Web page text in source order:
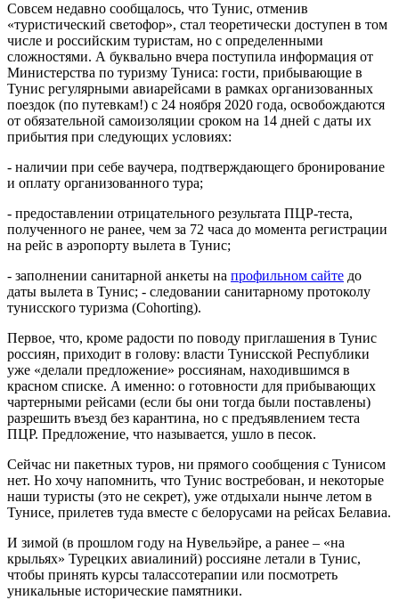
Совсем недавно сообщалось, что Тунис, отменив
«туристический светофор», стал теоретически доступен в том
числе и российским туристам, но с определенными
сложностями. А буквально вчера поступила информация от
Министерства по туризму Туниса: гости, прибывающие в
Тунис регулярными авиарейсами в рамках организованных
поездок (по путевкам!) с 24 ноября 2020 года, освобождаются
от обязательной самоизоляции сроком на 14 дней с даты их
прибытия при следующих условиях:
- наличии при себе ваучера, подтверждающего бронирование
и оплату организованного тура;
- предоставлении отрицательного результата ПЦР-теста,
полученного не ранее, чем за 72 часа до момента регистрации
на рейс в аэропорту вылета в Тунис;
- заполнении санитарной анкеты на профильном сайте до
даты вылета в Тунис; - следовании санитарному протоколу
тунисского туризма (Cohorting).
Первое, что, кроме радости по поводу приглашения в Тунис
россиян, приходит в голову: власти Тунисской Республики
уже «делали предложение» россиянам, находившимся в
красном списке. А именно: о готовности для прибывающих
чартерными рейсами (если бы они тогда были поставлены)
разрешить въезд без карантина, но с предъявлением теста
ПЦР. Предложение, что называется, ушло в песок.
Сейчас ни пакетных туров, ни прямого сообщения с Тунисом
нет. Но хочу напомнить, что Тунис востребован, и некоторые
наши туристы (это не секрет), уже отдыхали нынче летом в
Тунисе, прилетев туда вместе с белорусами на рейсах Белавиа.
И зимой (в прошлом году на Нувельэйре, а ранее – «на
крыльях» Турецких авиалиний) россияне летали в Тунис,
чтобы принять курсы талассотерапии или посмотреть
уникальные исторические памятники.